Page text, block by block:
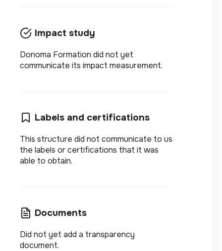
Impact study
Donoma Formation did not yet
communicate its impact measurement.
Labels and certifications
This structure did not communicate to us
the labels or certifications that it was
able to obtain.
Documents
Did not yet add a transparency
document.